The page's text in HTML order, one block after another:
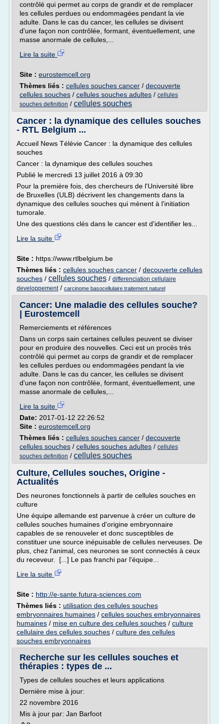
contrôlé qui permet au corps de grandir et de remplacer
les cellules perdues ou endommagées pendant la vie
adulte. Dans le cas du cancer, les cellules se divisent
d'une façon non contrôlée, formant, éventuellement, une
masse anormale de cellules,...
Lire la suite
Site : eurostemcell.org
Thèmes liés : cellules souches cancer / decouverte
cellules souches / cellules souches adultes / cellules
souches definition / cellules souches
Cancer : la dynamique des cellules souches
- RTL Belgium ...
Accueil News Télévie Cancer : la dynamique des cellules
souches
Cancer : la dynamique des cellules souches
Publié le mercredi 13 juillet 2016 à 09:30
Pour la première fois, des chercheurs de l'Université libre
de Bruxelles (ULB) décrivent les changements dans la
dynamique des cellules souches qui mènent à l'initiation
tumorale.
Une des questions clés dans le cancer est d'identifier les...
Lire la suite
Site : https://www.rtlbelgium.be
Thèmes liés : cellules souches cancer / decouverte cellules
souches / cellules souches / differenciation cellulaire
developpement/ carcinome basocellulaire traitement naturel
Cancer: Une maladie des cellules souche?
| Eurostemcell
Remerciements et références
Dans un corps sain certaines cellules peuvent se diviser
pour en produire des nouvelles. Ceci est un procès très
contrôlé qui permet au corps de grandir et de remplacer
les cellules perdues ou endommagées pendant la vie
adulte. Dans le cas du cancer, les cellules se divisent
d'une façon non contrôlée, formant, éventuellement, une
masse anormale de cellules,...
Lire la suite
Date: 2017-01-12 22:26:52
Site : eurostemcell.org
Thèmes liés : cellules souches cancer / decouverte
cellules souches / cellules souches adultes / cellules
souches definition / cellules souches
Culture, Cellules souches, Origine -
Actualités
Des neurones fonctionnels à partir de cellules souches en
culture
Une équipe allemande est parvenue à créer un culture de
cellules souches humaines d'origine embryonnaire
capables de se renouveler et donc susceptibles de
constituer une source inépuisable de cellules nerveuses. De
plus, chez l'animal, ces neurones se sont connectés à ceux
du receveur. [...] Le pas franchi par l'équipe...
Lire la suite
Site : http://e-sante.futura-sciences.com
Thèmes liés : utilisation des cellules souches
embryonnaires humaines / cellules souches embryonnaires
humaines / mise en culture des cellules souches / culture
cellulaire des cellules souches / culture des cellules
souches embryonnaires
Recherche sur les cellules souches et
thérapies : types de ...
Types de cellules souches et leurs applications
Dernière mise à jour:
22 novembre 2016
Mis à jour par: Jan Barfoot